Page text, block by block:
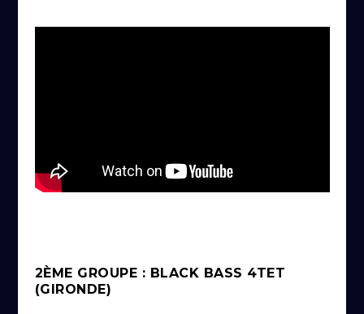
2ÈME GROUPE : BLACK BASS 4TET
(GIRONDE)